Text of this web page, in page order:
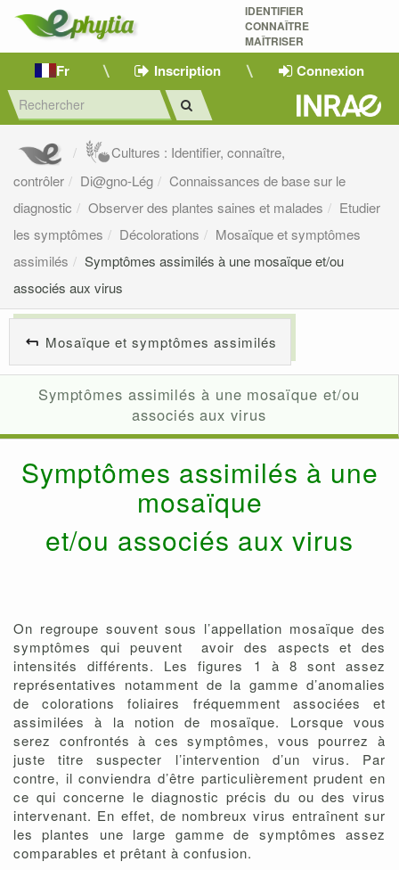
IDENTIFIER
CONNAÎTRE
MAÎTRISER
Fr Inscription Connexion
Cultures : Identifier, connaître,
contrôler
Di@gno-Lég
Connaissances de base sur le
diagnostic
Observer des plantes saines et malades
Etudier
les symptômes
Décolorations
Mosaïque et symptômes
assimilés
Symptômes assimilés à une mosaïque et/ou
associés aux virus
Mosaïque et symptômes assimilés
Symptômes assimilés à une mosaïque et/ou
associés aux virus
Symptômes assimilés à une
mosaïque
et/ou associés aux virus
On regroupe souvent sous l’appellation mosaïque des
symptômes qui peuvent avoir des aspects et des
intensités différents. Les figures 1 à 8 sont assez
représentatives notamment de la gamme d’anomalies
de colorations foliaires fréquemment associées et
assimilées à la notion de mosaïque. Lorsque vous
serez confrontés à ces symptômes, vous pourrez à
juste titre suspecter l’intervention d’un virus. Par
contre, il conviendra d’être particulièrement prudent en
ce qui concerne le diagnostic précis du ou des virus
intervenant. En effet, de nombreux virus entraînent sur
les plantes une large gamme de symptômes assez
comparables et prêtant à confusion.